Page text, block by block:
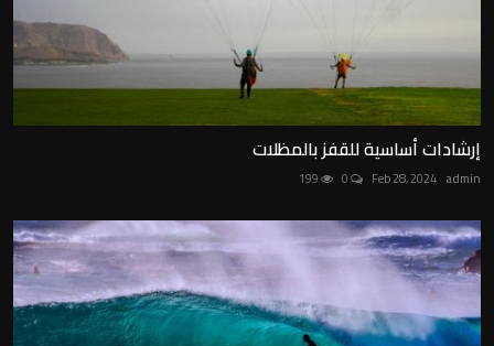
إرشادات أساسية للقفز بالمظلات
admin
Feb 28, 2024